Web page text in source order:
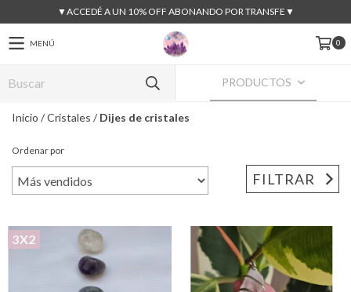
▼ACCEDÉ A UN 10% OFF ABONANDO POR TRANSFE▼
MENÚ 0
PRODUCTOS
Inicio /Cristales / Dijes de cristales
Ordenar por
FILTRAR
3X2